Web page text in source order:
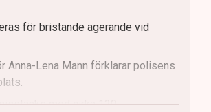
för bristande agerande vid
Anna-Lena Mann förklarar polisens
med cirka 120